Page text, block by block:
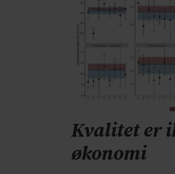
Kvalitet er
økonomi